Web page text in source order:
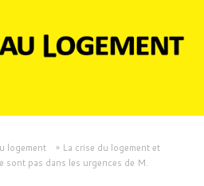
logement » La crise du logement et
sont pas dans les urgences de M.